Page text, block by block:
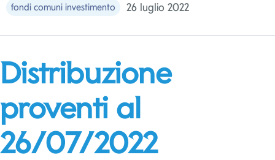
fondi comuni investimento 26 luglio 2022
Distribuzione
proventi al
26/07/2022